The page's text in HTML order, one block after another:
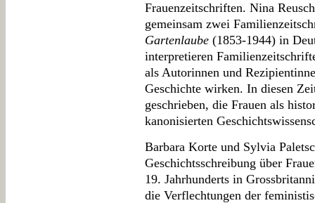
Frauenzeitschriften. Nina
gemeinsam zwei
Gartenlaube (1853-1944) in
interpretieren
als Autorinnen und
Geschichte wirken. In diesen
geschrieben, die Frauen als
kanonisierten
Barbara Korte und Sylvia
Geschichtsschreibung über
19. Jahrhunderts in
die Verflechtungen der